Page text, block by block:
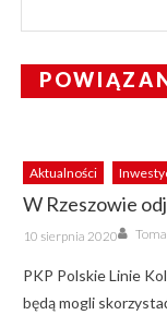
Aktualności
W Rzeszowie
Posted
on
10 sierpnia 2020
PKP Polskie Linie
będą mogli